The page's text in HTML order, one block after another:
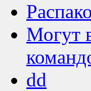
Могут
dd